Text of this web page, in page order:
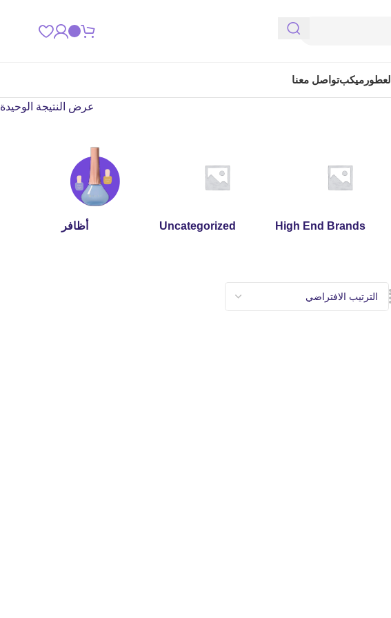
العطورميكبتواصل معنا
عرض النتيجة الوحيدة
High End Brands
Uncategorized أظافر